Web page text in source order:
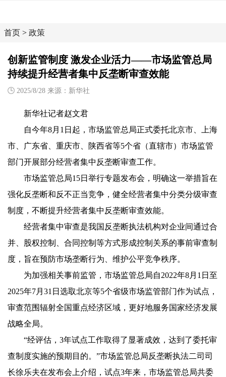
首页 > 政策
创新监管制度 激发企业活力——市场监管总局
持续提升经营者集中反垄断审查效能
2025/8/28 来源：新华社
新华社记者赵文君
自今年8月1日起，市场监管总局正式委托北京市、上海
市、广东省、重庆市、陕西省等5个省（直辖市）市场监管
部门开展部分经营者集中反垄断审查工作。
市场监管总局15日举行专题发布会，明确这一举措旨在
强化反垄断和反不正当竞争，健全经营者集中分类分级审查
制度，不断提升经营者集中反垄断审查效能。
经营者集中审查是我国反垄断执法机构对企业间通过合
并、股权控制、合同控制等方式形成控制关系的事前审查制
度，旨在预防市场垄断行为、维护公平竞争秩序。
为加强相关事前监管，市场监管总局自2022年8月1日至
2025年7月31日选取北京等5个省级市场监管部门作为试点，
审查范围辐射全国重点经济区域，更好地服务国家经济发展
战略全局。
“经评估，3年试点工作取得了显著成效，达到了委托审
查制度实施的预期目的。”市场监管总局反垄断执法二司司
长徐乐夫在发布会上介绍，试点3年来，市场监管总局共委